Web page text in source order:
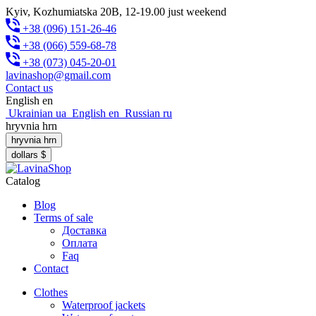
Kyiv, Kozhumiatska 20B, 12-19.00 just weekend
+38 (096) 151-26-46
+38 (066) 559-68-78
+38 (073) 045-20-01
lavinashop@gmail.com
Contact us
English en
Ukrainian ua English en Russian ru
hryvnia hrn
hryvnia hrn
dollars $
Catalog
Blog
Terms of sale
Доставка
Оплата
Faq
Contact
Clothes
Waterproof jackets